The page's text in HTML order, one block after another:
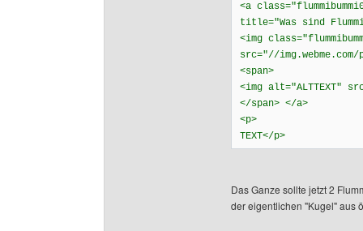
<a
title="Was sind Flummi-
<img
src="//
<span>
<img alt="ALTTEXT"
</span> </a>
<p>
TEXT</p>
Das Ganze sollte jetzt 2
der eigentlichen "Kugel" aus